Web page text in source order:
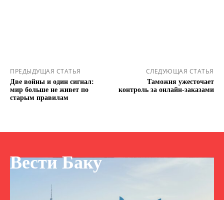
ПРЕДЫДУЩАЯ СТАТЬЯ
Две войны и один сигнал:
мир больше не живет по
старым правилам
СЛЕДУЮЩАЯ СТАТЬЯ
Таможня ужесточает
контроль за онлайн-заказами
Вести Баку